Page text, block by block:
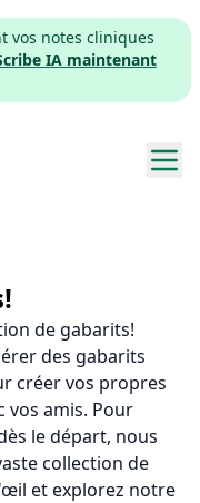
vos notes cliniques
IA maintenant
de gabarits!
des gabarits
créer vos propres
vos amis. Pour
le départ, nous
collection de
et explorez notre